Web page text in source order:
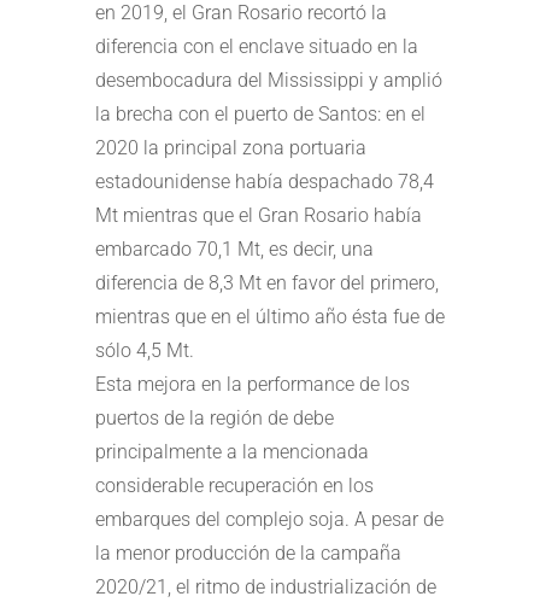
en 2019, el Gran Rosario recortó la
diferencia con el enclave situado en la
desembocadura del Mississippi y amplió
la brecha con el puerto de Santos: en el
2020 la principal zona portuaria
estadounidense había despachado 78,4
Mt mientras que el Gran Rosario había
embarcado 70,1 Mt, es decir, una
diferencia de 8,3 Mt en favor del primero,
mientras que en el último año ésta fue de
sólo 4,5 Mt.
Esta mejora en la performance de los
puertos de la región de debe
principalmente a la mencionada
considerable recuperación en los
embarques del complejo soja. A pesar de
la menor producción de la campaña
2020/21, el ritmo de industrialización de